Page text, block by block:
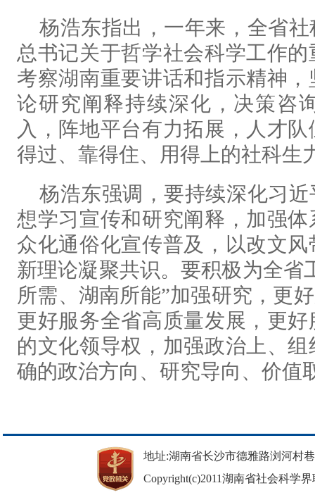
杨浩东指出， 一年来，全省
总书记关于哲学社会科学工作
考察湖南重要讲话和指示精神
论研究阐释持续深化，决策咨
入，阵地平台有力拓展，人才
得过、靠得住、用得上的社科生
杨浩东强调，要持续深化习
想学习宣传和研究阐释，加强
众化通俗化宣传普及，以改文
新理论凝聚共识。要积极为全省
所需、湖南所能”加强研究，更
更好服务全省高质量发展，更
的文化领导权，加强政治上、
确的政治方向、研究导向、价值
地址:湖南省长沙市德雅路浏河村
Copyright(c)2011湖南省社会科学